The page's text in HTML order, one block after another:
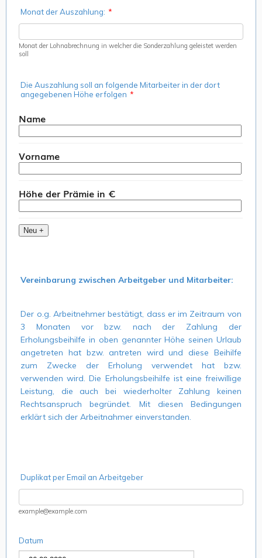
Monat der Auszahlung: *
Monat der Lohnabrechnung in welcher die Sonderzahlung geleistet werden
soll
Die Auszahlung soll an folgende Mitarbeiter in der dort
angegebenen Höhe erfolgen *
Vereinbarung zwischen Arbeitgeber und Mitarbeiter:
Der o.g. Arbeitnehmer bestätigt, dass er im Zeitraum von
3 Monaten vor bzw. nach der Zahlung der
Erholungsbeihilfe in oben genannter Höhe seinen Urlaub
angetreten hat bzw. antreten wird und diese Beihilfe
zum Zwecke der Erholung verwendet hat bzw.
verwenden wird. Die Erholungsbeihilfe ist eine freiwillige
Leistung, die auch bei wiederholter Zahlung keinen
Rechtsanspruch begründet. Mit diesen Bedingungen
erklärt sich der Arbeitnahmer einverstanden.
Duplikat per Email an Arbeitgeber
example@example.com
Datum